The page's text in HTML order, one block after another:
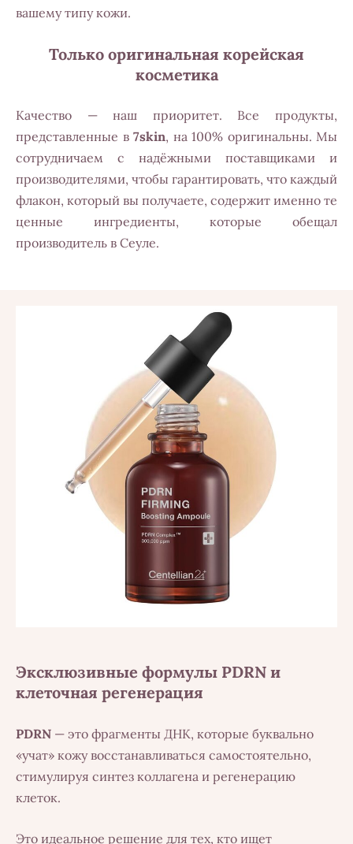
вашему типу кожи.
Только оригинальная корейская
косметика
Качество — наш приоритет. Все продукты,
представленные в 7skin, на 100% оригинальны. Мы
сотрудничаем с надёжными поставщиками и
производителями, чтобы гарантировать, что каждый
флакон, который вы получаете, содержит именно те
ценные ингредиенты, которые обещал
производитель в Сеуле.
Эксклюзивные формулы PDRN и
клеточная регенерация
PDRN — это фрагменты ДНК, которые буквально
«учат» кожу восстанавливаться самостоятельно,
стимулируя синтез коллагена и регенерацию
клеток.
Это идеальное решение для тех, кто ищет